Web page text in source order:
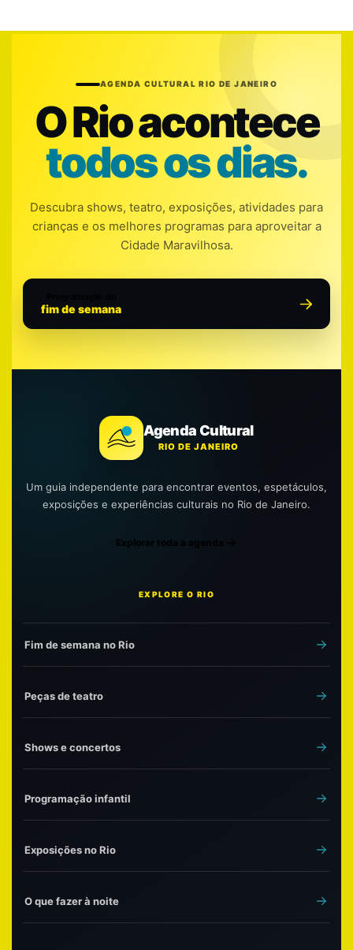
AGENDA CULTURAL RIO DE JANEIRO
O Rio acontece
todos os dias.
Descubra shows, teatro, exposições, atividades para
crianças e os melhores programas para aproveitar a
Cidade Maravilhosa.
fim de semana
Agenda Cultural
RIO DE JANEIRO
Um guia independente para encontrar eventos, espetáculos,
exposições e experiências culturais no Rio de Janeiro.
Explorar toda a agenda
EXPLORE O RIO
Fim de semana no Rio
Peças de teatro
Shows e concertos
Programação infantil
Exposições no Rio
O que fazer à noite